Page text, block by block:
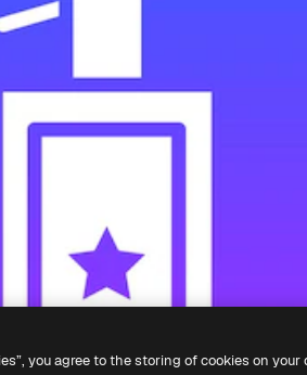
you agree to the storing of cookies on